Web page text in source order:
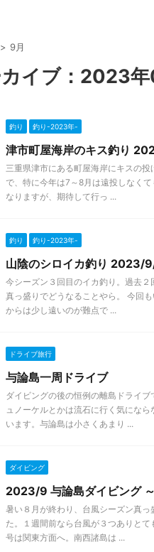
> 9月
イブ：2023
釣り 釣り-2023年-
津市町屋海岸のキス釣り
三重県津市にある町屋海岸にキスの
で、特に今年は7～8月は遠投しなく
なりますが、期待して行っ ...
釣り 釣り-2023年-
山陰のシロイカ釣り 2023/
今シーズン３回目のイカ釣り。過去
真っ盛りでどうなることやら。 今回
からは少し遠いのが難点で ...
ドライブ旅行
与論島一周ドライブ
ダイビングの後の恒例の離島ドライ
ュノーケルとかは流石に行く気にな
います。与論島は小さくあまり ...
ダイビング
2023/9 与論島ダイビング
暑い８月が終わり、台風シーズン真
た。１週間前なら台風が３つありと
号は関東方面へ。南西諸島は ...